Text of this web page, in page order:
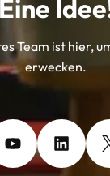
Eine
Team ist hier,
erwecken.